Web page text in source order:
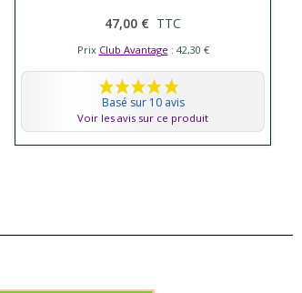
47,00 € TTC
Prix Club Avantage : 42,30 €
Basé sur 10 avis
Voir les avis sur ce produit